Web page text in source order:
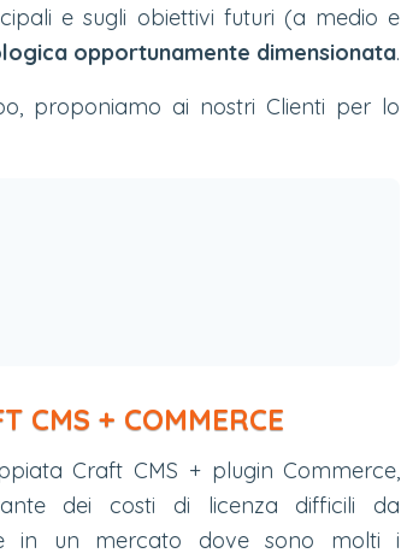
e sugli obiettivi futuri (a medio e
opportunamente dimensionata.
proponiamo ai nostri Clienti per lo
CMS + COMMERCE
Craft CMS + plugin Commerce,
dei costi di licenza difficili da
in un mercato dove sono molti i